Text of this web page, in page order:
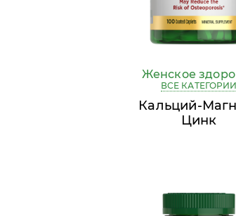
Женское
ВСЕ КАТЕГОРИИ
Кальций-
Цинк